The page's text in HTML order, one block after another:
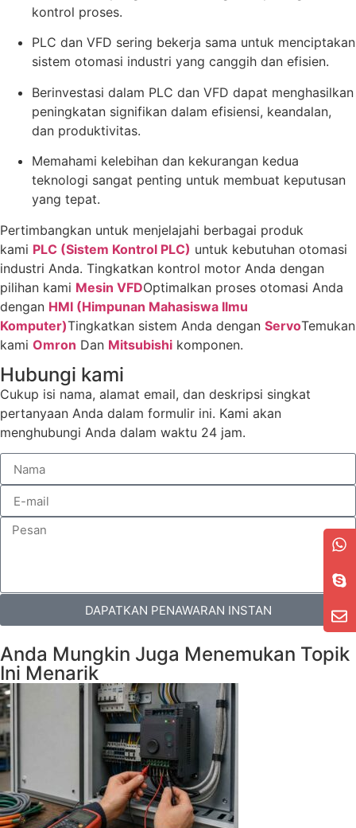
kontrol proses.
PLC dan VFD sering bekerja sama untuk menciptakan
sistem otomasi industri yang canggih dan efisien.
Berinvestasi dalam PLC dan VFD dapat menghasilkan
peningkatan signifikan dalam efisiensi, keandalan,
dan produktivitas.
Memahami kelebihan dan kekurangan kedua
teknologi sangat penting untuk membuat keputusan
yang tepat.
Pertimbangkan untuk menjelajahi berbagai produk
kami PLC (Sistem Kontrol PLC) untuk kebutuhan otomasi
industri Anda. Tingkatkan kontrol motor Anda dengan
pilihan kami Mesin VFDOptimalkan proses otomasi Anda
dengan HMI (Himpunan Mahasiswa Ilmu
Komputer)Tingkatkan sistem Anda dengan ServoTemukan
kami Omron Dan Mitsubishi komponen.
Hubungi kami
Cukup isi nama, alamat email, dan deskripsi singkat
pertanyaan Anda dalam formulir ini. Kami akan
menghubungi Anda dalam waktu 24 jam.
DAPATKAN PENAWARAN INSTAN
Anda Mungkin Juga Menemukan Topik
Ini Menarik